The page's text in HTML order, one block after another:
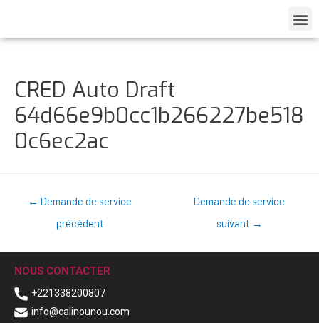
CRED Auto Draft
64d66e9b0cc1b266227be518
0c6ec2ac
← Demande de service
précédent
Demande de service
suivant →
NOUS CONTACTER
+221338200807
info@calinounou.com